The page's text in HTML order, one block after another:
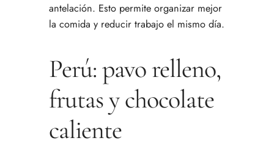
antelación. Esto permite organizar mejor
la comida y reducir trabajo el mismo día.
Perú: pavo relleno,
frutas y chocolate
caliente